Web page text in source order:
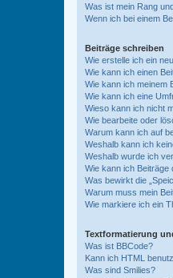
Was ist mein Rang
Wenn ich bei einem
Beiträge schreiben
Wie erstelle ich ein
Wie kann ich einen
Wie kann ich meinem
Wie kann ich eine
Wieso kann ich nicht
Wie bearbeite oder
Warum kann ich auf
Weshalb kann ich
Weshalb wurde ich
Wie kann ich Beiträge
Was bewirkt die
Warum muss mein
Wie markiere ich ein
Textformatierung
Was ist BBCode?
Kann ich HTML
Was sind Smilies?